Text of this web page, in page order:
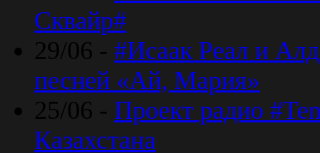
Сквайр#
29/06 - #Исаак Реал и
песней «Ай, Мария»
25/06 - Проект радио
Казахстана